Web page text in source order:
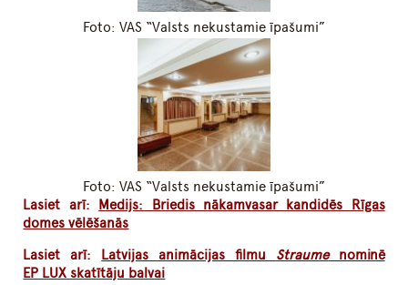
Foto: VAS “Valsts nekustamie īpašumi”
Foto: VAS “Valsts nekustamie īpašumi”
Lasiet arī:
Medijs: Briedis nākamvasar kandidēs Rīgas
domes vēlēšanās
Lasiet arī:
Latvijas animācijas filmu Straumenominē
EP LUX skatītāju balvai